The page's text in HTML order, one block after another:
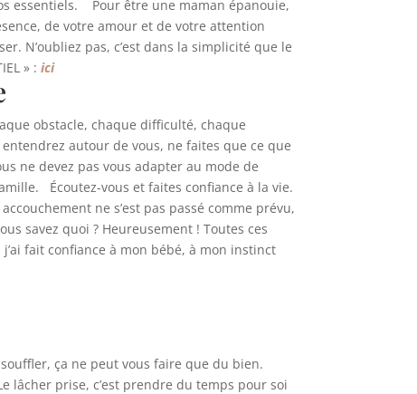
essentiels. Pour être une maman épanouie,
de votre amour et de votre attention
N’oubliez pas, c’est dans la simplicité que le
» :ici
obstacle, chaque difficulté, chaque
autour de vous, ne faites que ce que
ne devez pas vous adapter au mode de
Écoutez-vous et faites confiance à la vie.
ne s’est pas passé comme prévu,
savez quoi ? Heureusement ! Toutes ces
fait confiance à mon bébé, à mon instinct
ça ne peut vous faire que du bien.
lâcher prise, c’est prendre du temps pour soi